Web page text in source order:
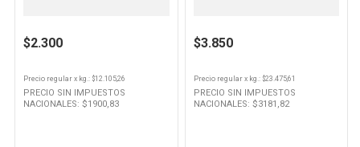
$2.300
Precio regular x kg.: $12.105,26
PRECIO SIN IMPUESTOS
NACIONALES: $1900,83
$3.850
Precio regularx kg.: $23.475,61
PRECIO SIN IMPUESTOS
NACIONALES: $3181,82